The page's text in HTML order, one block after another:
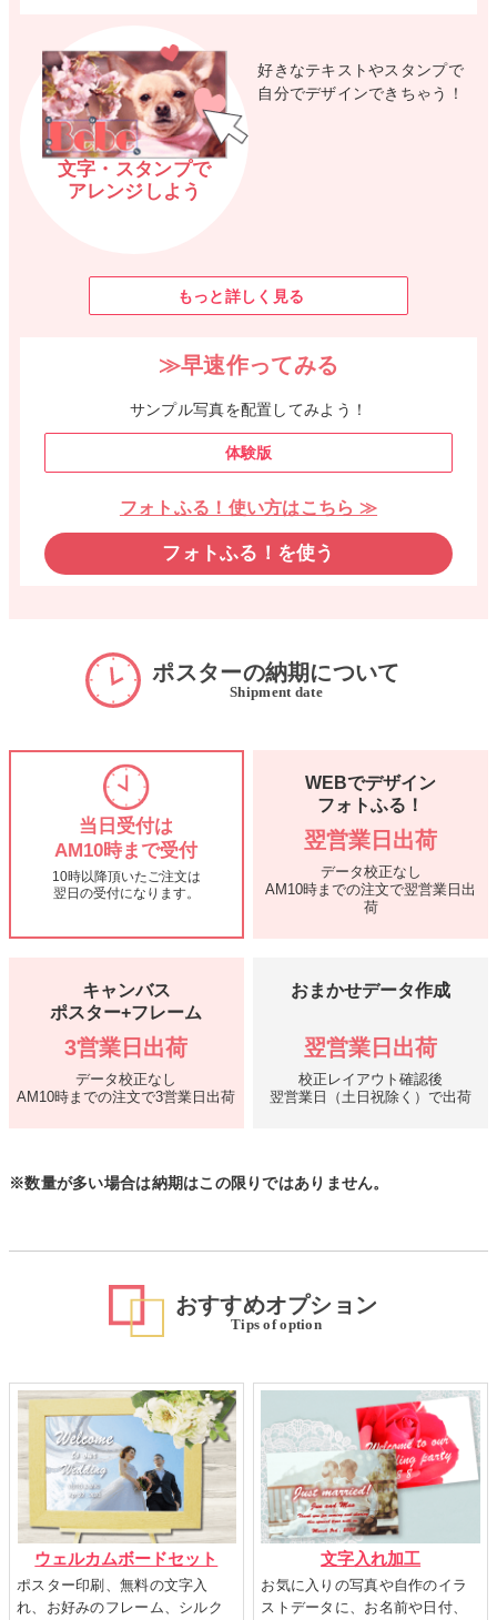
文字・スタンプで
アレンジしよう
好きなテキストやスタンプで
自分でデザインできちゃう！
もっと詳しく見る
≫早速作ってみる
サンプル写真を配置してみよう！
体験版
フォトふる！使い方はこちら ≫
フォトふる！を使う
ポスターの納期について
Shipment date
当日受付は
AM10時まで受付
10時以降頂いたご注文は
翌日の受付になります。
WEBでデザイン
フォトふる！
翌営業日出荷
データ校正なし
AM10時までの注文で翌営業日出
荷
キャンバス
ポスター+フレーム
3営業日出荷
データ校正なし
AM10時までの注文で3営業日出荷
おまかせデータ作成
翌営業日出荷
校正レイアウト確認後
翌営業日（土日祝除く）で出荷
※数量が多い場合は納期はこの限りではありません。
おすすめオプション
Tips of option
ウェルカムボードセット
ポスター印刷、無料の文字入
れ、お好みのフレーム、シルク
文字入れ加工
お気に入りの写真や自作のイラ
ストデータに、お名前や日付、